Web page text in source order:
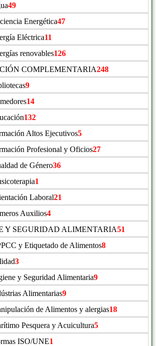
49
Energética47
Eléctrica11
renovables126
COMPLEMENTARIA248
9
14
132
Altos Ejecutivos5
Profesional y Oficios27
de Género36
1
Laboral21
Auxilios4
Y SEGURIDAD ALIMENTARIA51
y Etiquetado de Alimentos8
3
y Seguridad Alimentaria9
Alimentarias9
de Alimentos y alergias18
Pesquera y Acuicultura5
ISO/UNE1